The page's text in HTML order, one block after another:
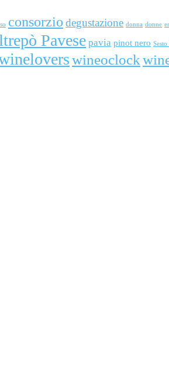
consorzio degustazione donna donne
Pavese pavia pinot nero
wineoclock